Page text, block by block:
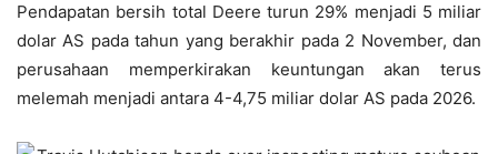
Pendapatan bersih total Deere turun 29% menjadi 5 miliar
dolar AS pada tahun yang berakhir pada 2 November, dan
perusahaan memperkirakan keuntungan akan terus
melemah menjadi antara 4-4,75 miliar dolar AS pada 2026.